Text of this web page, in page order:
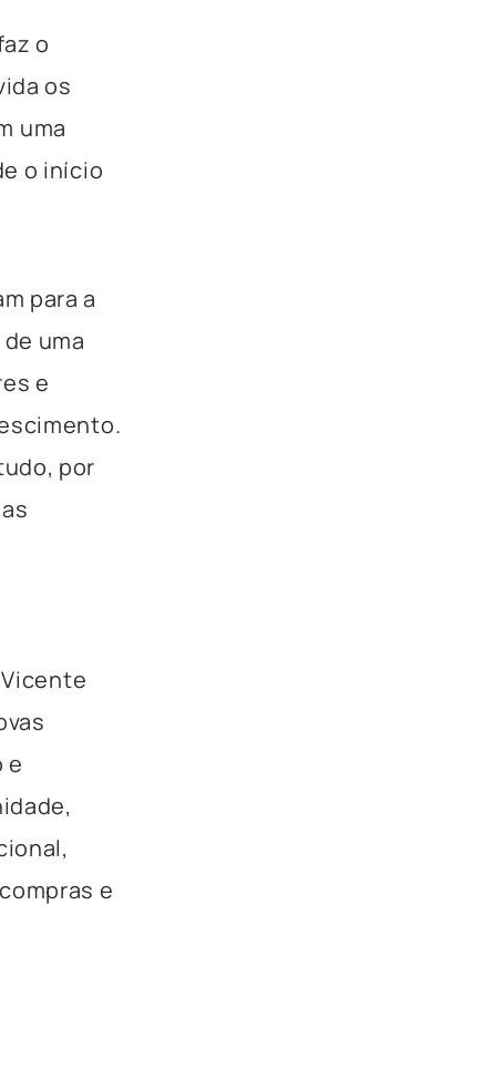
o
os
uma
o início
para a
uma
e
por
e
e